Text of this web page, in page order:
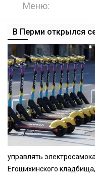
Меню:
В Перми открылся
управлять
Егошихинского